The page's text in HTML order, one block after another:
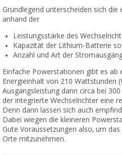
Grundlegend unterscheiden sich
anhand der
Leistungsstärke des
Kapazität der Lithium-Batterie
Anzahl und Art der
Einfache Powerstationen gibt es ab
Energieinhalt von 210 Wattstunden
Ausgangsleistung dann circa bei
der integrierte Wechselrichter eine
Denn dann lassen sich auch
Dabei wiegen die kleineren
Gute Voraussetzungen also, um
Orte mitzunehmen.